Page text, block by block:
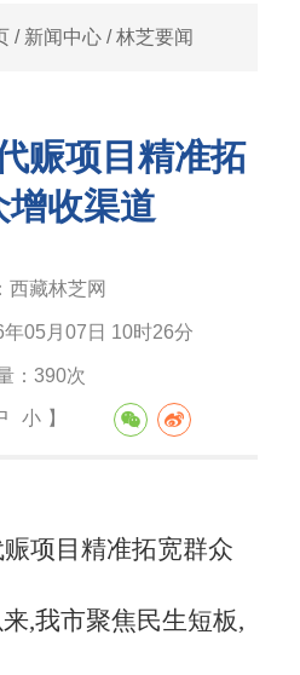
/ 新闻中心 /林芝要闻
赈项目精准拓
增收渠道
西藏林芝网
年05月07日 10时26分
： 390次
小 】
项目精准拓宽群众
,我市聚焦民生短板,